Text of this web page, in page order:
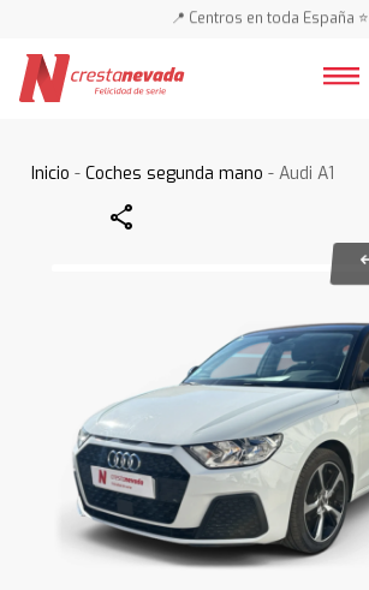
📍 Centros en toda España ⭐
📍 Centros en toda España ⭐
Inicio -Coches segunda mano - Audi A1
Share